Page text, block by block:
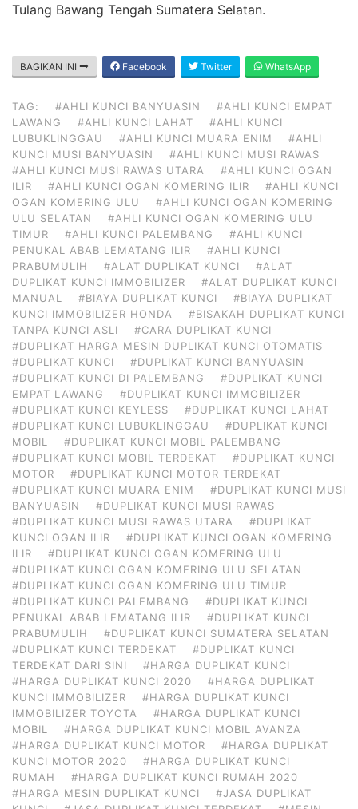
Tulang Bawang Tengah Sumatera Selatan.
BAGIKAN INI Facebook Twitter WhatsApp
TAG: #AHLI KUNCI BANYUASIN
#AHLI KUNCI EMPAT
LAWANG
#AHLI KUNCI LAHAT
#AHLI KUNCI
LUBUKLINGGAU
#AHLI KUNCI MUARA ENIM
#AHLI
KUNCI MUSI BANYUASIN
#AHLI KUNCI MUSI RAWAS
#AHLI KUNCI MUSI RAWAS UTARA
#AHLI KUNCI OGAN
ILIR
#AHLI KUNCI OGAN KOMERING ILIR
#AHLI KUNCI
OGAN KOMERING ULU
#AHLI KUNCI OGAN KOMERING
ULU SELATAN
#AHLI KUNCI OGAN KOMERING ULU
TIMUR
#AHLI KUNCI PALEMBANG
#AHLI KUNCI
PENUKAL ABAB LEMATANG ILIR
#AHLI KUNCI
PRABUMULIH
#ALAT DUPLIKAT KUNCI
#ALAT
DUPLIKAT KUNCI IMMOBILIZER
#ALAT DUPLIKAT KUNCI
MANUAL
#BIAYA DUPLIKAT KUNCI
#BIAYA DUPLIKAT
KUNCI IMMOBILIZER HONDA
#BISAKAH DUPLIKAT KUNCI
TANPA KUNCI ASLI
#CARA DUPLIKAT KUNCI
#DUPLIKAT HARGA MESIN DUPLIKAT KUNCI OTOMATIS
#DUPLIKAT KUNCI
#DUPLIKAT KUNCI BANYUASIN
#DUPLIKAT KUNCI DI PALEMBANG
#DUPLIKAT KUNCI
EMPAT LAWANG
#DUPLIKAT KUNCI IMMOBILIZER
#DUPLIKAT KUNCI KEYLESS
#DUPLIKAT KUNCI LAHAT
#DUPLIKAT KUNCI LUBUKLINGGAU
#DUPLIKAT KUNCI
MOBIL
#DUPLIKAT KUNCI MOBIL PALEMBANG
#DUPLIKAT KUNCI MOBIL TERDEKAT
#DUPLIKAT KUNCI
MOTOR
#DUPLIKAT KUNCI MOTOR TERDEKAT
#DUPLIKAT KUNCI MUARA ENIM
#DUPLIKAT KUNCI MUSI
BANYUASIN
#DUPLIKAT KUNCI MUSI RAWAS
#DUPLIKAT KUNCI MUSI RAWAS UTARA
#DUPLIKAT
KUNCI OGAN ILIR
#DUPLIKAT KUNCI OGAN KOMERING
ILIR
#DUPLIKAT KUNCI OGAN KOMERING ULU
#DUPLIKAT KUNCI OGAN KOMERING ULU SELATAN
#DUPLIKAT KUNCI OGAN KOMERING ULU TIMUR
#DUPLIKAT KUNCI PALEMBANG
#DUPLIKAT KUNCI
PENUKAL ABAB LEMATANG ILIR
#DUPLIKAT KUNCI
PRABUMULIH
#DUPLIKAT KUNCI SUMATERA SELATAN
#DUPLIKAT KUNCI TERDEKAT
#DUPLIKAT KUNCI
TERDEKAT DARI SINI
#HARGA DUPLIKAT KUNCI
#HARGA DUPLIKAT KUNCI 2020
#HARGA DUPLIKAT
KUNCI IMMOBILIZER
#HARGA DUPLIKAT KUNCI
IMMOBILIZER TOYOTA
#HARGA DUPLIKAT KUNCI
MOBIL
#HARGA DUPLIKAT KUNCI MOBIL AVANZA
#HARGA DUPLIKAT KUNCI MOTOR
#HARGA DUPLIKAT
KUNCI MOTOR 2020
#HARGA DUPLIKAT KUNCI
RUMAH
#HARGA DUPLIKAT KUNCI RUMAH 2020
#HARGA MESIN DUPLIKAT KUNCI
#JASA DUPLIKAT